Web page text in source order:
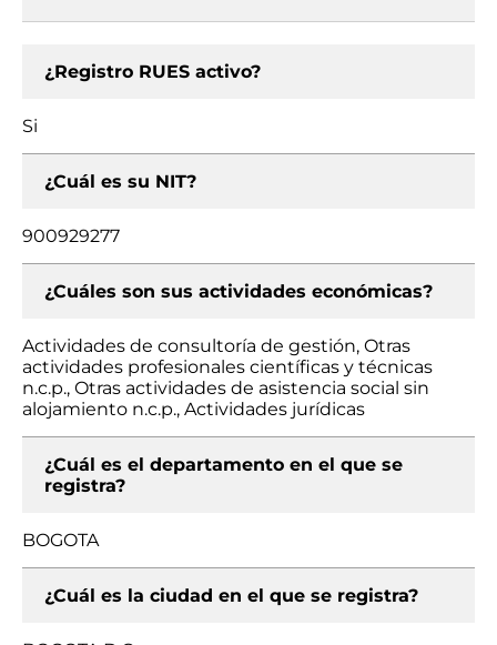
¿Registro RUES activo?
Si
¿Cuál es su NIT?
900929277
¿Cuáles son sus actividades económicas?
Actividades de consultoría de gestión, Otras
actividades profesionales científicas y técnicas
n.c.p., Otras actividades de asistencia social sin
alojamiento n.c.p., Actividades jurídicas
¿Cuál es el departamento en el que se
registra?
BOGOTA
¿Cuál es la ciudad en el que se registra?